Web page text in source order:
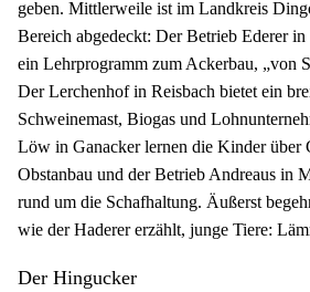
geben. Mittlerweile ist im Landkreis
Bereich abgedeckt: Der Betrieb Ederer
ein Lehrprogramm zum Ackerbau, „von
Der Lerchenhof in Reisbach bietet ein
Schweinemast, Biogas und
Löw in Ganacker lernen die Kinder über
Obstanbau und der Betrieb Andreaus in
rund um die Schafhaltung. Äußerst
wie der Haderer erzählt, junge Tiere:
Der Hingucker